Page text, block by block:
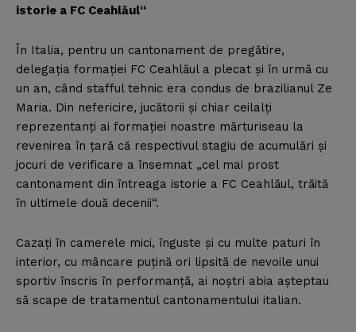
istorie a FC Ceahlăul“
În Italia, pentru un cantonament de pregătire,
delegaţia formaţiei FC Ceahlăul a plecat şi în urmă cu
un an, când stafful tehnic era condus de brazilianul Ze
Maria. Din nefericire, jucătorii şi chiar ceilalţi
reprezentanţi ai formaţiei noastre mărturiseau la
revenirea în ţară că respectivul stagiu de acumulări şi
jocuri de verificare a însemnat „cel mai prost
cantonament din întreaga istorie a FC Ceahlăul, trăită
în ultimele două decenii“.
Cazaţi în camerele mici, înguste şi cu multe paturi în
interior, cu mâncare puţină ori lipsită de nevoile unui
sportiv înscris în performanţă, ai noştri abia aşteptau
să scape de tratamentul cantonamentului italian.